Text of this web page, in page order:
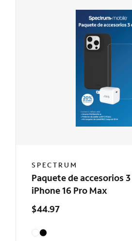
SPECTRUM
Paquete de accesorios 3
iPhone 16 Pro Max
$44.97